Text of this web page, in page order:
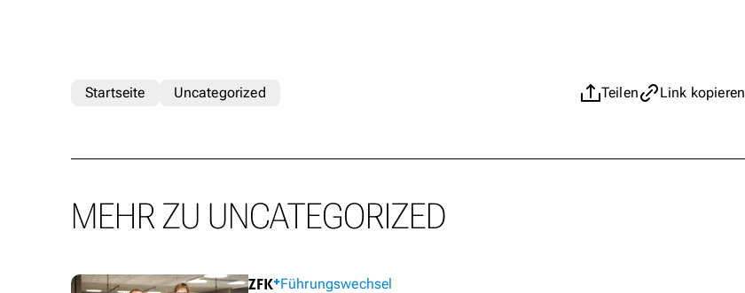
Teilen Link kopieren
Startseite Uncategorized
MEHR ZU UNCATEGORIZED
Führungswechsel